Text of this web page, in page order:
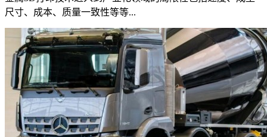
尺寸、成本、质量一致性等等...